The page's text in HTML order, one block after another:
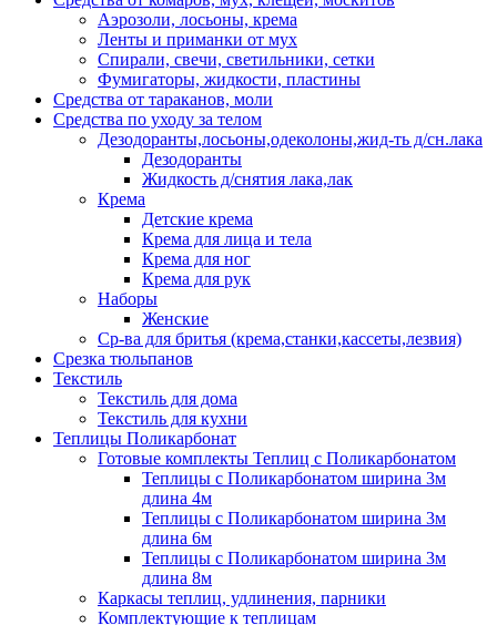
Аэрозоли, лосьоны, крема
Ленты и приманки от мух
Спирали, свечи, светильники, сетки
Фумигаторы, жидкости, пластины
Средства от тараканов, моли
Средства по уходу за телом
Дезодоранты,лосьоны,одеколоны,жид-ть д/сн.лака
Дезодоранты
Жидкость д/снятия лака,лак
Крема
Детские крема
Крема для лица и тела
Крема для ног
Крема для рук
Наборы
Женские
Ср-ва для бритья (крема,станки,кассеты,лезвия)
Срезка тюльпанов
Текстиль
Текстиль для дома
Текстиль для кухни
Теплицы Поликарбонат
Готовые комплекты Теплиц с Поликарбонатом
Теплицы с Поликарбонатом ширина 3м
длина 4м
Теплицы с Поликарбонатом ширина 3м
длина 6м
Теплицы с Поликарбонатом ширина 3м
длина 8м
Каркасы теплиц, удлинения, парники
Комплектующие к теплицам